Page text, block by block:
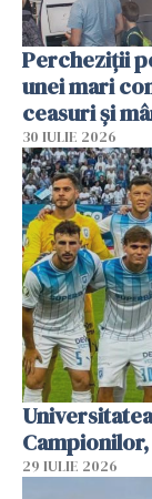
Percheziții
unei mari
ceasuri și
30 IULIE 2026
29 IULIE 2026